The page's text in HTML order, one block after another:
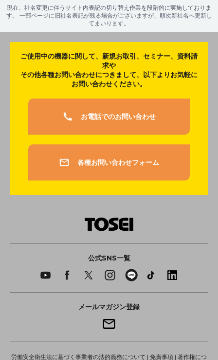
現在、社名変更に伴うサイト内表記の切り替え作業を段階的に実施しておりま
す。 一部ページに旧社名表記が残る場合がございますが、順次新社名へ更新し
てまいります。
ご使用中の機器に関して、新規お取引、セミナー、資料請
求や
その他各種お問い合わせにつきまして、以下よりお気軽に
お問い合わせください。
お電話でのお問い合わせ
各種お問い合わせフォーム
公式SNS一覧
メールマガジン登録
労働安全衛生法に基づく事業者の法的義務について | 免責事項 | 著作権につ